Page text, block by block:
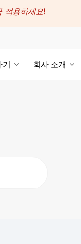
적용하세요!
기 회사 소개